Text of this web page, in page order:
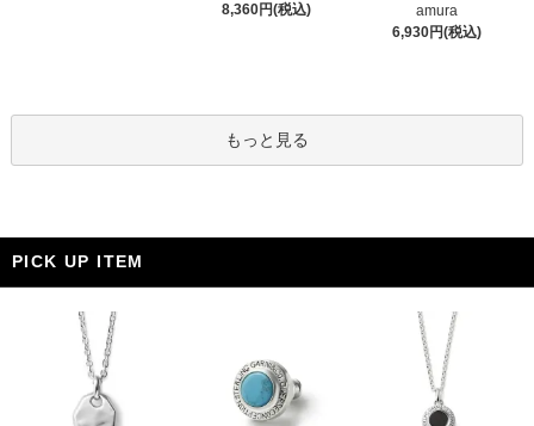
8,360円(税込)
amura
6,930円(税込)
もっと見る
PICK UP ITEM